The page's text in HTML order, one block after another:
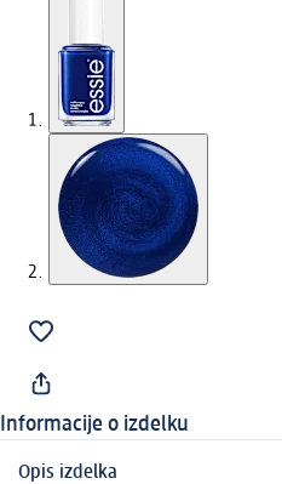
Informacije o izdelku
Opis izdelka